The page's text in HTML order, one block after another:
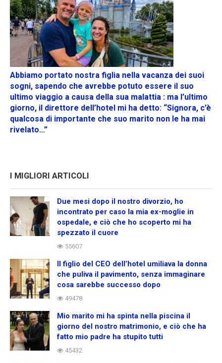
Abbiamo portato nostra figlia nella vacanza dei suoi
sogni, sapendo che avrebbe potuto essere il suo
ultimo viaggio a causa della sua malattia : ma l’ultimo
giorno, il direttore dell’hotel mi ha detto: “Signora, c’è
qualcosa di importante che suo marito non le ha mai
rivelato…”
I MIGLIORI ARTICOLI
Due mesi dopo il nostro divorzio, ho
incontrato per caso la mia ex-moglie in
ospedale, e ciò che ho scoperto mi ha
spezzato il cuore
55607
Il figlio del CEO dell’hotel umiliava la donna
che puliva il pavimento, senza immaginare
cosa sarebbe successo dopo
49478
Mio marito mi ha spinta nella piscina il
giorno del nostro matrimonio, e ciò che ha
fatto mio padre ha stupito tutti
45432